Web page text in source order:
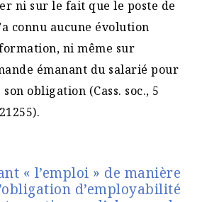
ni sur le fait que le poste de
connu aucune évolution
ni même sur
émanant du salarié pour
obligation (Cass. soc., 5
« l’emploi » de manière
d’employabilité